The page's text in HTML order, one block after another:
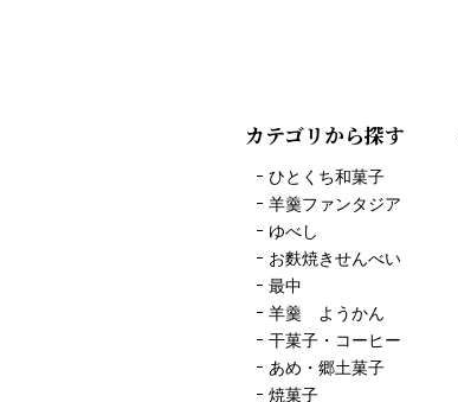
カテゴリから探す
ひとくち和菓子
羊羹ファンタジア
ゆべし
お麩焼きせんべい
最中
羊羹 ようかん
干菓子・コーヒー
あめ・郷土菓子
焼菓子